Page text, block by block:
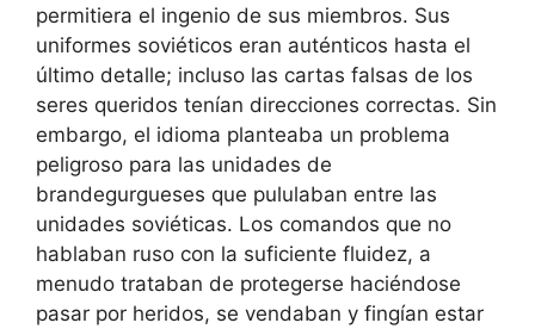
permitiera el ingenio de sus miembros. Sus
uniformes soviéticos eran auténticos hasta el
último detalle; incluso las cartas falsas de los
seres queridos tenían direcciones correctas. Sin
embargo, el idioma planteaba un problema
peligroso para las unidades de
brandegurgueses que pululaban entre las
unidades soviéticas. Los comandos que no
hablaban ruso con la suficiente fluidez, a
menudo trataban de protegerse haciéndose
pasar por heridos, se vendaban y fingían estar